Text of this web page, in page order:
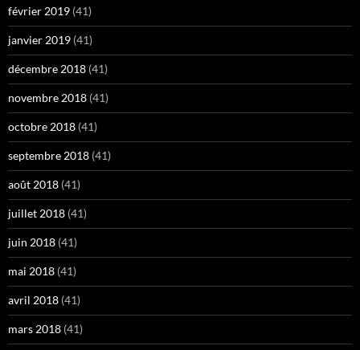
février 2019 (41)
janvier 2019 (41)
décembre 2018 (41)
novembre 2018 (41)
octobre 2018 (41)
septembre 2018 (41)
août 2018 (41)
juillet 2018 (41)
juin 2018 (41)
mai 2018 (41)
avril 2018 (41)
mars 2018 (41)